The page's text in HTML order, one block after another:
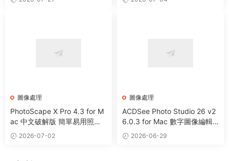
件
圖像處理
PhotoScape X Pro 4.3 for M
ac 中文破解版 簡單易用照片
編輯器
2026-07-02
圖像處理
ACDSee Photo Studio 26 v2
6.0.3 for Mac 數字圖像編輯
處理軟件
2026-06-29